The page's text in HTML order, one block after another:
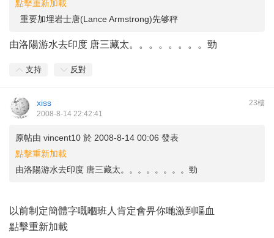
點擊重新加載
重要加埋岩士唐(Lance Armstrong)先够秤
由洛陽游水去印度 唐三藏太。。。。。。。。勁
支持 反對
23樓
xiss
2008-8-14 22:42:41
原帖由 vincent10 於 2008-8-14 00:06 發表
點擊重新加載
由洛陽游水去印度 唐三藏太。。。。。。。。勁
以前制定簡體字嘅嗰班人肯定會畀你哋激到嘔血
點擊重新加載